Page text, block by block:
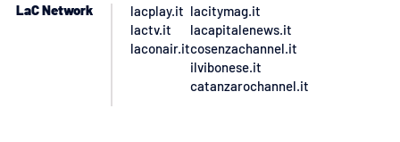
LaC Network
lacplay.it
lactv.it
laconair.it
lacitymag.it
lacapitalenews.it
cosenzachannel.it
ilvibonese.it
catanzarochannel.it